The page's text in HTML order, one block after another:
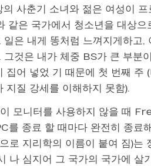
사춘기 소녀와 젊은 여성이 프
같은 국가에서 청소년을 대상
은 내게 똥처럼 느껴지게하고,
것은 내가 체중 BS가 큰 부분
어 넣었 기 때문에 첫 번째 주
지질 강세를 이해하지 못함).
모니터를 사용하지 않을 때
종료 할 때마다 완전히 종료
지리학의 이름이 붙여 짐)는
나 심지어 그 국가의 국가에 살